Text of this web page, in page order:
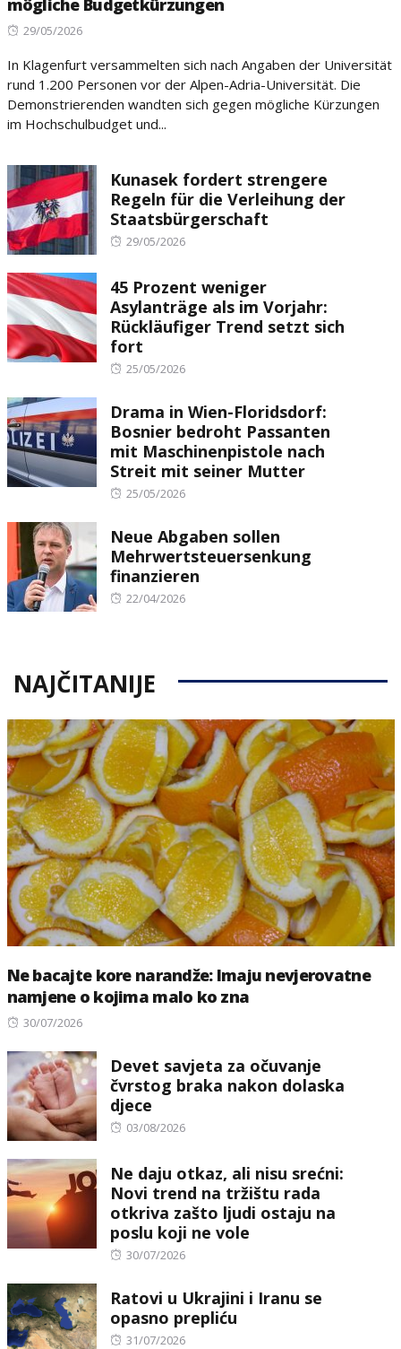
Posted
29/05/2026
In Klagenfurt versammelten sich nach Angaben der Universität
rund 1.200 Personen vor der Alpen-Adria-Universität. Die
Demonstrierenden wandten sich gegen mögliche Kürzungen
im Hochschulbudget und...
Kunasek fordert strengere
Regeln für die Verleihung der
Staatsbürgerschaft
Posted
29/05/2026
45 Prozent weniger
Asylanträge als im Vorjahr:
Rückläufiger Trend setzt sich
fort
Posted
25/05/2026
Drama in Wien-Floridsdorf:
Bosnier bedroht Passanten
mit Maschinenpistole nach
Streit mit seiner Mutter
Posted
25/05/2026
Neue Abgaben sollen
Mehrwertsteuersenkung
finanzieren
Posted
22/04/2026
NAJČITANIJE
Ne bacajte kore narandže: Imaju nevjerovatne
namjene o kojima malo ko zna
Posted
30/07/2026
Devet savjeta za očuvanje
čvrstog braka nakon dolaska
djece
Posted
03/08/2026
Ne daju otkaz, ali nisu srećni:
Novi trend na tržištu rada
otkriva zašto ljudi ostaju na
poslu koji ne vole
Posted
30/07/2026
Ratovi u Ukrajini i Iranu se
opasno prepliću
Posted
31/07/2026